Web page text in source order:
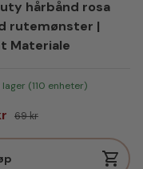
hårbånd rosa
rutemønster |
Materiale
lager (110 enheter)
Vanlig pris
69 kr